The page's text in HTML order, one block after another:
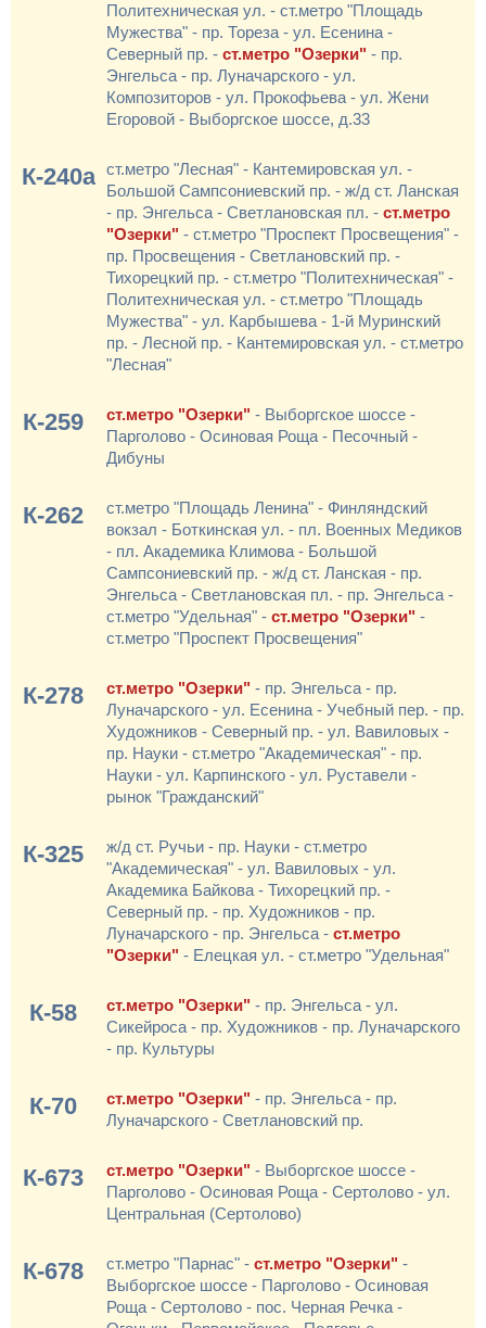
Политехническая ул. - ст.метро "Площадь
Мужества" - пр. Тореза - ул. Есенина -
Северный пр. - ст.метро "Озерки" - пр.
Энгельса - пр. Луначарского - ул.
Композиторов - ул. Прокофьева - ул. Жени
Егоровой - Выборгское шоссе, д.33
К-240а ст.метро "Лесная" - Кантемировская ул. -
Большой Сампсониевский пр. - ж/д ст. Ланская
- пр. Энгельса - Светлановская пл. - ст.метро
"Озерки" - ст.метро "Проспект Просвещения" -
пр. Просвещения - Светлановский пр. -
Тихорецкий пр. - ст.метро "Политехническая" -
Политехническая ул. - ст.метро "Площадь
Мужества" - ул. Карбышева - 1-й Муринский
пр. - Лесной пр. - Кантемировская ул. - ст.метро
"Лесная"
К-259 ст.метро "Озерки" - Выборгское шоссе -
Парголово - Осиновая Роща - Песочный -
Дибуны
К-262
ст.метро "Площадь Ленина" - Финляндский
вокзал - Боткинская ул. - пл. Военных Медиков
- пл. Академика Климова - Большой
Сампсониевский пр. - ж/д ст. Ланская - пр.
Энгельса - Светлановская пл. - пр. Энгельса -
ст.метро "Удельная" - ст.метро "Озерки" -
ст.метро "Проспект Просвещения"
К-278 ст.метро "Озерки" - пр. Энгельса - пр.
Луначарского - ул. Есенина - Учебный пер. - пр.
Художников - Северный пр. - ул. Вавиловых -
пр. Науки - ст.метро "Академическая" - пр.
Науки - ул. Карпинского - ул. Руставели -
рынок "Гражданский"
К-325
ж/д ст. Ручьи - пр. Науки - ст.метро
"Академическая" - ул. Вавиловых - ул.
Академика Байкова - Тихорецкий пр. -
Северный пр. - пр. Художников - пр.
Луначарского - пр. Энгельса - ст.метро
"Озерки" - Елецкая ул. - ст.метро "Удельная"
К-58 ст.метро "Озерки" - пр. Энгельса - ул.
Сикейроса - пр. Художников - пр. Луначарского
- пр. Культуры
К-70 ст.метро "Озерки" - пр. Энгельса - пр.
Луначарского - Светлановский пр.
К-673 ст.метро "Озерки" - Выборгское шоссе -
Парголово - Осиновая Роща - Сертолово - ул.
Центральная (Сертолово)
К-678 ст.метро "Парнас" - ст.метро "Озерки" -
Выборгское шоссе - Парголово - Осиновая
Роща - Сертолово - пос. Черная Речка -